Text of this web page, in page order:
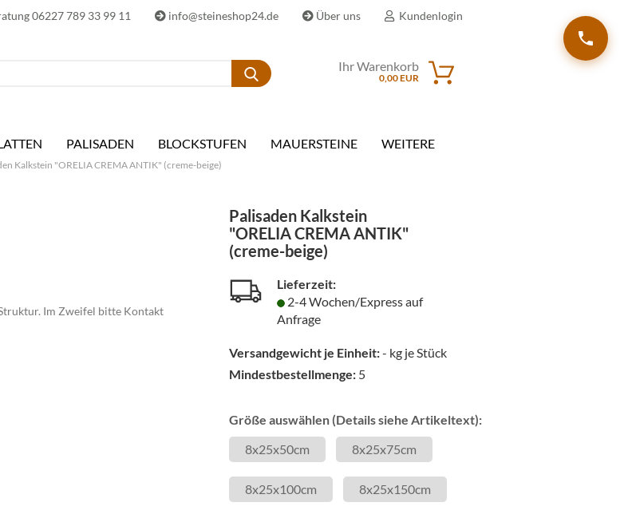
06227 789 33 99 11 info@steineshop24.de Über uns Kundenlogin
Konto erstellen
Passwort vergessen?
Suche... Ihr Warenkorb
0,00 EUR
PALISADEN BLOCKSTUFEN MAUERSTEINE WEITERE
Kalkstein "ORELIA CREMA ANTIK" (creme-beige)
Im Zweifel bitte Kontakt
Palisaden Kalkstein
"ORELIA CREMA ANTIK"
(creme-beige)
Lieferzeit:
2-4 Wochen/Express auf
Anfrage
Versandgewicht je Einheit:- kg je Stück
Mindestbestellmenge: 5
Größe auswählen (Details siehe Artikeltext):
8x25x50cm
8x25x75cm
8x25x100cm 8x25x150cm